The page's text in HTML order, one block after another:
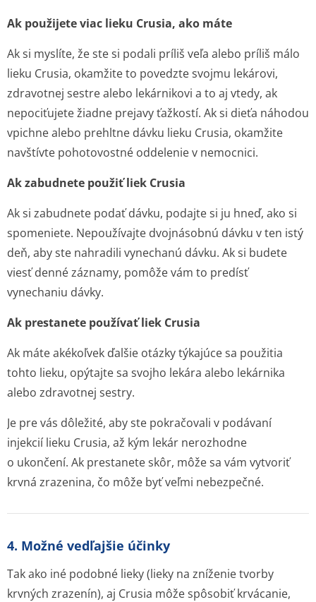
Ak použijete viac lieku Crusia, ako máte
Ak si myslíte, že ste si podali príliš veľa alebo príliš málo
lieku Crusia, okamžite to povedzte svojmu lekárovi,
zdravotnej sestre alebo lekárnikovi a to aj vtedy, ak
nepociťujete žiadne prejavy ťažkostí. Ak si dieťa náhodou
vpichne alebo prehltne dávku lieku Crusia, okamžite
navštívte pohotovostné oddelenie v nemocnici.
Ak zabudnete použiť liek Crusia
Ak si zabudnete podať dávku, podajte si ju hneď, ako si
spomeniete. Nepoužívajte dvojnásobnú dávku v ten istý
deň, aby ste nahradili vynechanú dávku. Ak si budete
viesť denné záznamy, pomôže vám to predísť
vynechaniu dávky.
Ak prestanete používať liek Crusia
Ak máte akékoľvek ďalšie otázky týkajúce sa použitia
tohto lieku, opýtajte sa svojho lekára alebo lekárnika
alebo zdravotnej sestry.
Je pre vás dôležité, aby ste pokračovali v podávaní
injekcií lieku Crusia, až kým lekár nerozhodne
o ukončení. Ak prestanete skôr, môže sa vám vytvoriť
krvná zrazenina, čo môže byť veľmi nebezpečné.
4. Možné vedľajšie účinky
Tak ako iné podobné lieky (lieky na zníženie tvorby
krvných zrazenín), aj Crusia môže spôsobiť krvácanie,